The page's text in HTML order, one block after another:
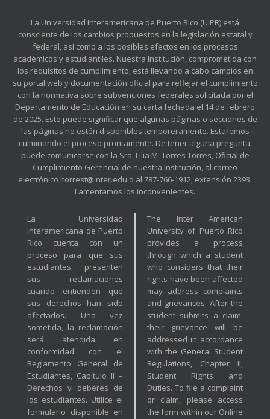
La Universidad Interamericana de Puerto Rico (UIPR) está
consciente de los cambios propuestos en la legislación estatal y
federal, así como a los posibles efectos en los procesos
académicos y estudiantiles. Nuestra Institución, comprometida con
los requisitos de cumplimiento, está llevando a cabo cambios en
su portal web y documentación oficial para reflejar el cumplimiento
con la normativa sobre subvenciones federales solicitada por el
Departamento de Educación en su carta fechada el 14 de febrero
de 2025. Esto puede significar que algunas páginas o secciones de
las páginas no estén disponibles temporeramente. Estaremos
culminando el proceso prontamente. De tener alguna pregunta,
puede comunicarse con la Sra. Lilia M. Torres Torres, Oficial de
Cumplimiento Gerencial de nuestra Institución, al correo
electrónico ltorrest@inter.edu o al 787-766-1912, extensión 2393.
Lamentamos los inconvenientes.
La Universidad
Interamericana de Puerto
Rico cuenta con un
proceso para que sus
estudiantes presenten
sus reclamaciones
cuando entienden que
sus derechos han sido
afectados. Una vez
sometida, la reclamación
será atendida en
conformidad con el
Reglamento General de
Estudiantes, Capítulo II –
Derechos y deberes de
los estudiantes. Utilice el
formulario disponible en
The Inter American
University of Puerto Rico
provides a process
through which a student
who considers that their
rights have been affected
may address complaints
and grievances. After the
student submits a claim,
their grievance will be
addressed in accordance
with the General Student
Regulations, Chapter II,
Student Rights and
Duties. To file a complaint
or claim, please access
the form within our Online